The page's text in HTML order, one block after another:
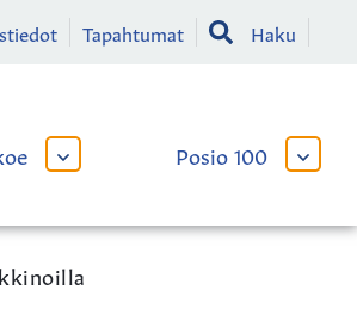
Tapahtumat Haku
AVAA
ALAVALIKKO
Posio 100
AVAA